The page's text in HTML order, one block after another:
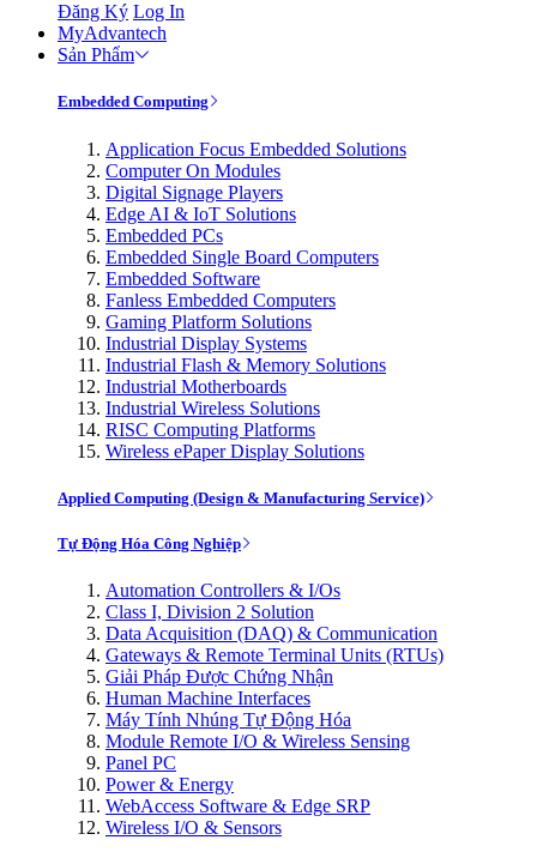
Đăng Ký Log In
MyAdvantech
Sản Phẩm
Embedded Computing
Application Focus Embedded Solutions
Computer On Modules
Digital Signage Players
Edge AI & IoT Solutions
Embedded PCs
Embedded Single Board Computers
Embedded Software
Fanless Embedded Computers
Gaming Platform Solutions
Industrial Display Systems
Industrial Flash & Memory Solutions
Industrial Motherboards
Industrial Wireless Solutions
RISC Computing Platforms
Wireless ePaper Display Solutions
Applied Computing (Design & Manufacturing Service)
Tự Động Hóa Công Nghiệp
Automation Controllers & I/Os
Class I, Division 2 Solution
Data Acquisition (DAQ) & Communication
Gateways & Remote Terminal Units (RTUs)
Giải Pháp Được Chứng Nhận
Human Machine Interfaces
Máy Tính Nhúng Tự Động Hóa
Module Remote I/O & Wireless Sensing
Panel PC
Power & Energy
WebAccess Software & Edge SRP
Wireless I/O & Sensors